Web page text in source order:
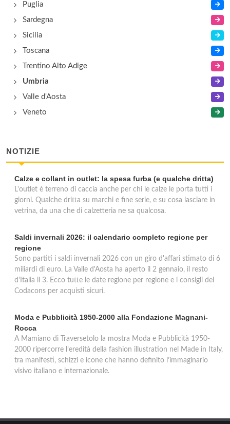
Puglia
Sardegna
Sicilia
Toscana
Trentino Alto Adige
Umbria
Valle d'Aosta
Veneto
NOTIZIE
Calze e collant in outlet: la spesa furba (e qualche dritta)
L'outlet è terreno di caccia anche per chi le calze le porta tutti i
giorni. Qualche dritta su marchi e fine serie, e su cosa lasciare in
vetrina, da una che di calzetteria ne sa qualcosa.
Saldi invernali 2026: il calendario completo regione per
regione
Sono partiti i saldi invernali 2026 con un giro d'affari stimato di 6
miliardi di euro. La Valle d'Aosta ha aperto il 2 gennaio, il resto
d'Italia il 3. Ecco tutte le date regione per regione e i consigli del
Codacons per acquisti sicuri.
Moda e Pubblicità 1950-2000 alla Fondazione Magnani-
Rocca
A Mamiano di Traversetolo la mostra Moda e Pubblicità 1950-
2000 ripercorre l’eredità della fashion illustration nel Made in Italy,
tra manifesti, schizzi e icone che hanno definito l’immaginario
visivo italiano e internazionale.